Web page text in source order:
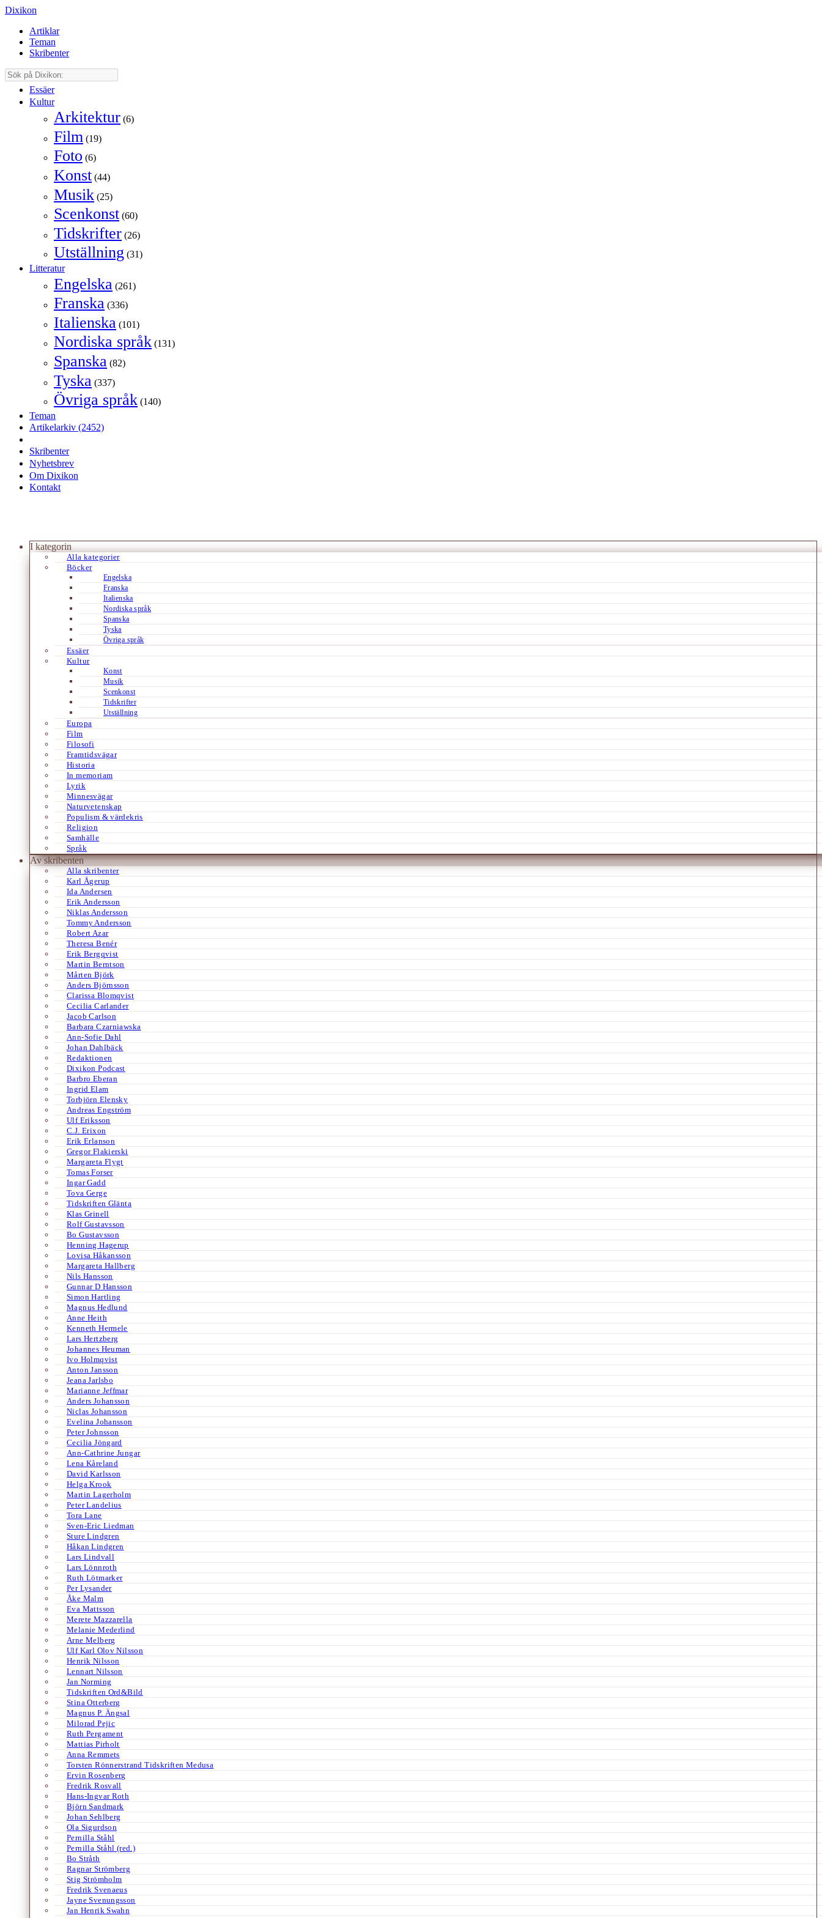
Dixikon
Artiklar
Teman
Skribenter
Essäer
Kultur
Arkitektur (6)
Film (19)
Foto (6)
Konst (44)
Musik (25)
Scenkonst (60)
Tidskrifter (26)
Utställning (31)
Litteratur
Engelska (261)
Franska (336)
Italienska (101)
Nordiska språk (131)
Spanska (82)
Tyska (337)
Övriga språk (140)
Teman
Artikelarkiv (2452)
Skribenter
Nyhetsbrev
Om Dixikon
Kontakt
I kategorin
Alla kategorier
Böcker
Engelska
Franska
Italienska
Nordiska språk
Spanska
Tyska
Övriga språk
Essäer
Kultur
Konst
Musik
Scenkonst
Tidskrifter
Utställning
Europa
Film
Filosofi
Framtidsvägar
Historia
In memoriam
Lyrik
Minnesvägar
Naturvetenskap
Populism & värdekris
Religion
Samhälle
Språk
Av skribenten
Alla skribenter
Karl Ågerup
Ida Andersen
Erik Andersson
Niklas Andersson
Tommy Andersson
Robert Azar
Theresa Benér
Erik Bergqvist
Martin Berntson
Mårten Björk
Anders Björnsson
Clarissa Blomqvist
Cecilia Carlander
Jacob Carlson
Barbara Czarniawska
Ann-Sofie Dahl
Johan Dahlbäck
Redaktionen
Dixikon Podcast
Barbro Eberan
Ingrid Elam
Torbjörn Elensky
Andreas Engström
Ulf Eriksson
C.J. Erixon
Erik Erlanson
Gregor Flakierski
Margareta Flygt
Tomas Forser
Ingar Gadd
Tova Gerge
Tidskriften Glänta
Klas Grinell
Rolf Gustavsson
Bo Gustavsson
Henning Hagerup
Lovisa Håkansson
Margareta Hallberg
Nils Hansson
Gunnar D Hansson
Simon Hartling
Magnus Hedlund
Anne Heith
Kenneth Hermele
Lars Hertzberg
Johannes Heuman
Ivo Holmqvist
Anton Jansson
Jeana Jarlsbo
Marianne Jeffmar
Anders Johansson
Niclas Johansson
Evelina Johansson
Peter Johnsson
Cecilia Jöngard
Ann-Cathrine Jungar
Lena Kåreland
David Karlsson
Helga Krook
Martin Lagerholm
Peter Landelius
Tora Lane
Sven-Eric Liedman
Sture Lindgren
Håkan Lindgren
Lars Lindvall
Lars Lönnroth
Ruth Lötmarker
Per Lysander
Åke Malm
Eva Mattsson
Merete Mazzarella
Melanie Mederlind
Arne Melberg
Ulf Karl Olov Nilsson
Henrik Nilsson
Lennart Nilsson
Jan Norming
Tidskriften Ord&Bild
Stina Otterberg
Magnus P. Ängsal
Milorad Pejic
Ruth Pergament
Mattias Pirholt
Anna Remmets
Torsten Rönnerstrand Tidskriften Medusa
Ervin Rosenberg
Fredrik Rosvall
Hans-Ingvar Roth
Björn Sandmark
Johan Sehlberg
Ola Sigurdson
Pernilla Ståhl
Pernilla Ståhl (red.)
Bo Stråth
Ragnar Strömberg
Stig Strömholm
Fredrik Svenaeus
Jayne Svenungsson
Jan Henrik Swahn